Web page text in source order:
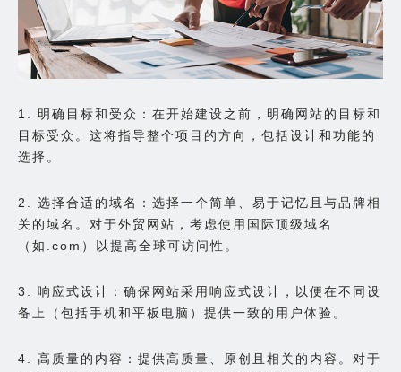
1. 明确目标和受众：在开始建设之前，明确网站的目标和
目标受众。这将指导整个项目的方向，包括设计和功能的
选择。
2. 选择合适的域名：选择一个简单、易于记忆且与品牌相
关的域名。对于外贸网站，考虑使用国际顶级域名
（如.com）以提高全球可访问性。
3. 响应式设计：确保网站采用响应式设计，以便在不同设
备上（包括手机和平板电脑）提供一致的用户体验。
4. 高质量的内容：提供高质量、原创且相关的内容。对于